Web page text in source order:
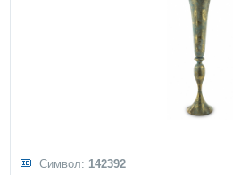
Символ: 142392